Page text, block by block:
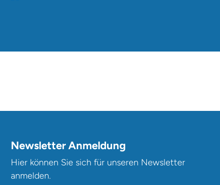
Newsletter Anmeldung
Hier können Sie sich für unseren Newsletter
anmelden.